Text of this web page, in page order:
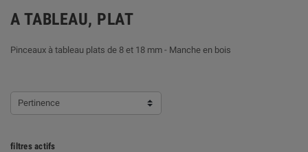
A TABLEAU, PLAT
Pinceaux à tableau plats de 8 et 18 mm - Manche en bois
Pertinence
filtres actifs